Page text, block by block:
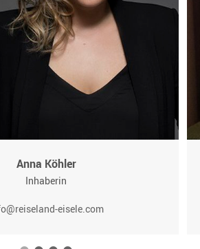
Anna Köhler
Inhaberin
eisele.com